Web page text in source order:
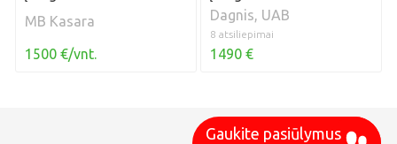
MB Kasara
1500 €/vnt.
Dagnis, UAB
8 atsiliepimai
1490 €
Gaukite pasiūlymus